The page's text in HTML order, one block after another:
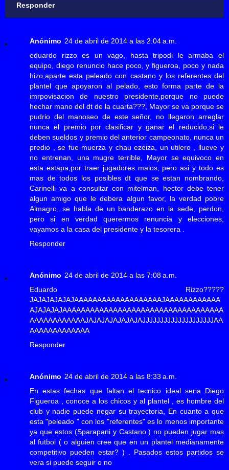
Responder
Anónimo 24 de abril de 2014 a las 2:04 a.m.
eduardo rizzo es un vago, hasta tripodi le armaba el
equipo, diego renuncio hace poco, y figueroa, poco y nada
hizo,aparte esta peleado con castano y los referentes del
plantel que apoyaron al pelado, esto forma parte de la
imrpovisacion de nuestro presidente,porque no puede
hechar mano del dt de la cuarta???, Mayor se va porque se
pudrio del manoseo de este señor, no llegaron arreglar
nunca el premio por clasificar y ganar el reducido,si le
deben sueldos y premio del anterior campeonato, nunca un
predio , se fue muerza y chau ezeiza, un utilero , llueve y
no entrenan, una mugre terrible, Mayor se equivoco en
esta estapa,por traer jugadores malos, pero asi y todo es
mas de todos los posibles dt que se estan nombrando,
Carinelli va a consultar con mitelman, hector debe tener
algun amigo que le debera algun favor, la verdad pobre
Almagro, se habla de un banderazo en la sede, perdon,
pero si en verdad querermos renuncia y elecciones,
vayamos a la casa del presidente y la tesorera .
Responder
Anónimo 24 de abril de 2014 a las 7:08 a.m.
Eduardo Rizzo?????
JAJAJAJAJAJAAAAAAAAAAAAAAAAAAAJAAAAAAAAAAAA
AJAJAJAJAAAAAAAAAAAAAAAAAAAAAAAAAAAAAAAAAAA
AAAAAAAAAAAAJAJAJAJAJAJAJAJJJJJJJJJJJJJJJJJJJJAA
AAAAAAAAAAAAA
Responder
Anónimo 24 de abril de 2014 a las 8:33 a.m.
En estas fechas que faltan el tecnico ideal seria Diego
Figueroa , conoce a los chicos y al plantel , es hombre del
club y nadie puede negar su trayectoria, En cuanto a que
esta "peleado " con los "referentes" es lo menos importante
ya que estos (Sparapani y Castano ) no pueden jugar mas
al futbol ( o alguien cree que en un plantel medianamente
competitivo pueden estar? ) . Pasados estos partidos se
vera si puede seguir o no